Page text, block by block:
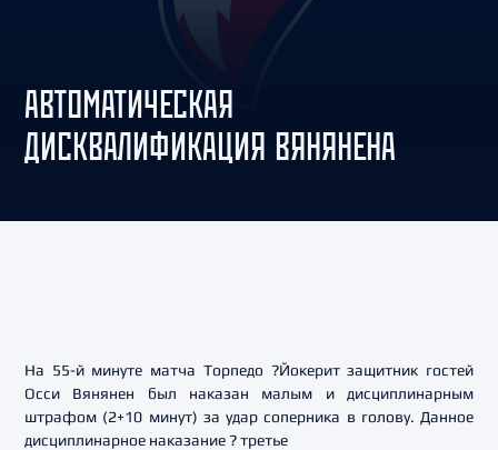
АВТОМАТИЧЕСКАЯ
ДИСКВАЛИФИКАЦИЯ ВЯНЯНЕНА
На 55-й минуте матча Торпедо ?Йокерит защитник гостей
Осси Вянянен был наказан малым и дисциплинарным
штрафом (2+10 минут) за удар соперника в голову. Данное
дисциплинарное наказание ? третье